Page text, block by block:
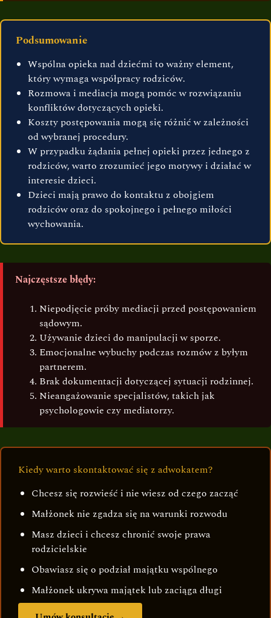
Podsumowanie
Wspólna opieka nad dziećmi to ważny element,
który wymaga współpracy rodziców.
Rozmowa i mediacja mogą pomóc w rozwiązaniu
konfliktów dotyczących opieki.
Koszty postępowania mogą się różnić w zależności
od wybranej procedury.
W przypadku żądania pełnej opieki przez jednego z
rodziców, warto zrozumieć jego motywy i działać w
interesie dzieci.
Dzieci mają prawo do kontaktu z obojgiem
rodziców oraz do spokojnego i pełnego miłości
wychowania.
Najczęstsze błędy:
Niepodjęcie próby mediacji przed postępowaniem
sądowym.
Używanie dzieci do manipulacji w sporze.
Emocjonalne wybuchy podczas rozmów z byłym
partnerem.
Brak dokumentacji dotyczącej sytuacji rodzinnej.
Nieangażowanie specjalistów, takich jak
psychologowie czy mediatorzy.
Kiedy warto skontaktować się z adwokatem?
Chcesz się rozwieść i nie wiesz od czego zacząć
Małżonek nie zgadza się na warunki rozwodu
Masz dzieci i chcesz chronić swoje prawa
rodzicielskie
Obawiasz się o podział majątku wspólnego
Małżonek ukrywa majątek lub zaciąga długi